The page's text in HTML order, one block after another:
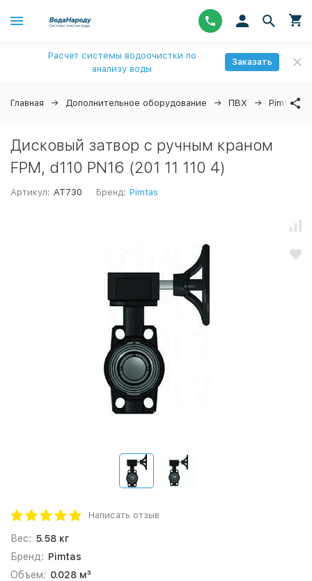
Расчет системы водоочистки по
анализу воды
Заказать
Главная Дополнительное оборудование ПВХ Pimtas
Дисковый затвор с ручным краном
FPM, d110 PN16 (201 11 110 4)
Артикул: AT730 Бренд: Pimtas
Написать отзыв
Вес: 5.58 кг
Бренд: Pimtas
Объем: 0.028 м³